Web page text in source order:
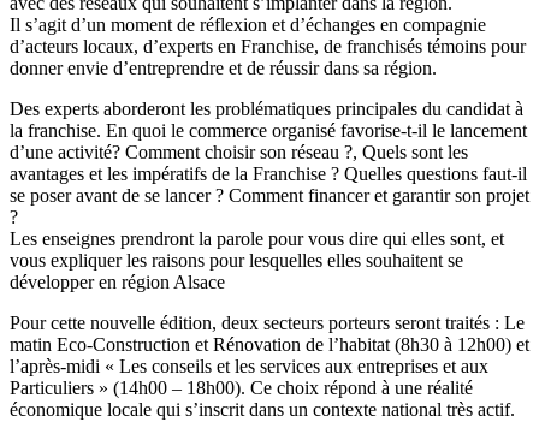
Il s’agit d’un moment de réflexion et d’échanges en compagnie
d’acteurs locaux, d’experts en Franchise, de franchisés témoins pour
donner envie d’entreprendre et de réussir dans sa région.
Des experts aborderont les problématiques principales du candidat à
la franchise. En quoi le commerce organisé favorise-t-il le lancement
d’une activité? Comment choisir son réseau ?, Quels sont les
avantages et les impératifs de la Franchise ? Quelles questions faut-il
se poser avant de se lancer ? Comment financer et garantir son projet
?
Les enseignes prendront la parole pour vous dire qui elles sont, et
vous expliquer les raisons pour lesquelles elles souhaitent se
développer en région Alsace
Pour cette nouvelle édition, deux secteurs porteurs seront traités : Le
matin Eco-Construction et Rénovation de l’habitat (8h30 à 12h00) et
l’après-midi « Les conseils et les services aux entreprises et aux
Particuliers » (14h00 – 18h00). Ce choix répond à une réalité
économique locale qui s’inscrit dans un contexte national très actif.